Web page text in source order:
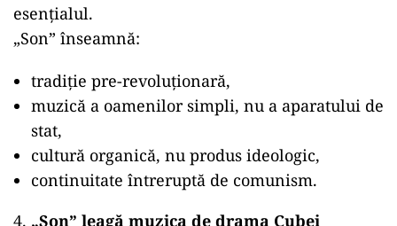
esențialul.
„Son” înseamnă:
tradiție pre-revoluționară,
muzică a oamenilor simpli, nu a aparatului de
stat,
cultură organică, nu produs ideologic,
continuitate întreruptă de comunism.
„Son” leagă muzica de drama Cubei